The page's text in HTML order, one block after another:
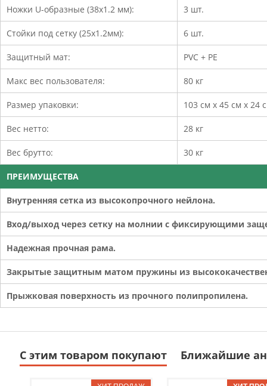
Ножки U-образные (38х1.2 мм): 3 шт.
Стойки под сетку (25х1.2мм): 6 шт.
Защитный мат: PVC + PE
Макс вес пользователя: 80 кг
Размер упаковки: 103 см х 45 см х 24
Вес нетто: 28 кг
Вес брутто: 30 кг
ПРЕИМУЩЕСТВА
Внутренняя сетка из высокопрочного нейлона.
Вход/выход через сетку на молнии с фиксирующими
Надежная прочная рама.
Закрытые защитным матом пружины из
Прыжковая поверхность из прочного полипропилена.
С этим товаром покупают Ближайшие